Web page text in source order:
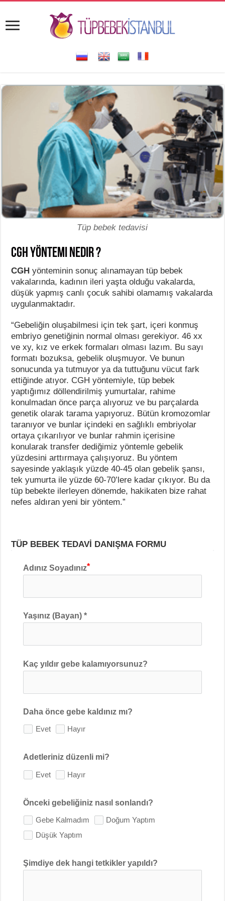
Tüp bebek tedavisi
CGH yöntemi nedir ?
CGH yönteminin sonuç alınamayan tüp bebek
vakalarında, kadının ileri yaşta olduğu vakalarda,
düşük yapmış canlı çocuk sahibi olamamış vakalarda
uygulanmaktadır.
“Gebeliğin oluşabilmesi için tek şart, içeri konmuş
embriyo genetiğinin normal olması gerekiyor. 46 xx
ve xy, kız ve erkek formaları olması lazım. Bu sayı
formatı bozuksa, gebelik oluşmuyor. Ve bunun
sonucunda ya tutmuyor ya da tuttuğunu vücut fark
ettiğinde atıyor. CGH yöntemiyle, tüp bebek
yaptığımız döllendirilmiş yumurtalar, rahime
konulmadan önce parça alıyoruz ve bu parçalarda
genetik olarak tarama yapıyoruz. Bütün kromozomlar
taranıyor ve bunlar içindeki en sağlıklı embriyolar
ortaya çıkarılıyor ve bunlar rahmin içerisine
konularak transfer dediğimiz yöntemle gebelik
yüzdesini arttırmaya çalışıyoruz. Bu yöntem
sayesinde yaklaşık yüzde 40-45 olan gebelik şansı,
tek yumurta ile yüzde 60-70’lere kadar çıkıyor. Bu da
tüp bebekte ilerleyen dönemde, hakikaten bize rahat
nefes aldıran yeni bir yöntem.”
TÜP BEBEK TEDAVİ DANIŞMA FORMU
Adınız Soyadınız
Yaşınız (Bayan) *
Kaç yıldır gebe kalamıyorsunuz?
Daha önce gebe kaldınız mı?
Evet Hayır
Adetleriniz düzenli mi?
Evet Hayır
Önceki gebeliğiniz nasıl sonlandı?
Gebe Kalmadım
Doğum Yaptım
Düşük Yaptım
Şimdiye dek hangi tetkikler yapıldı?